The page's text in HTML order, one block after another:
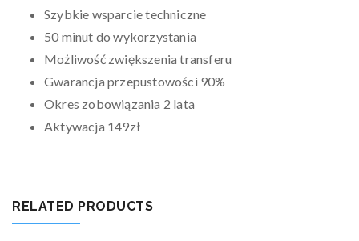
Szybkie wsparcie techniczne
50 minut do wykorzystania
Możliwość zwiększenia transferu
Gwarancja przepustowości 90%
Okres zobowiązania 2 lata
Aktywacja 149zł
RELATED PRODUCTS